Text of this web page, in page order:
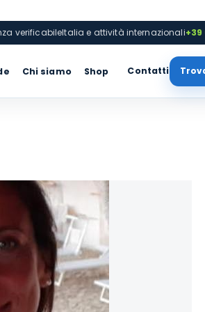
verificabileItalia e attività internazionali
Chi siamo Shop Contatti